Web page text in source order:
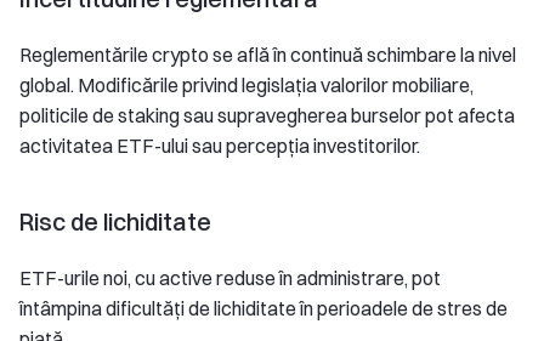
Reglementările crypto se află în continuă schimbare la nivel
global. Modificările privind legislația valorilor mobiliare,
politicile de staking sau supravegherea burselor pot afecta
activitatea ETF-ului sau percepția investitorilor.
Risc de lichiditate
ETF-urile noi, cu active reduse în administrare, pot
întâmpina dificultăți de lichiditate în perioadele de stres de